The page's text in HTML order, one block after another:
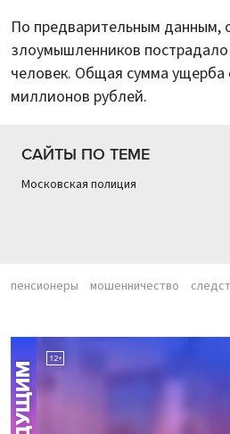
По предварительным данным,
злоумышленников
человек. Общая сумма ущерба
миллионов рублей.
САЙТЫ ПО ТЕМЕ
Московская полиция
пенсионеры мошенничество